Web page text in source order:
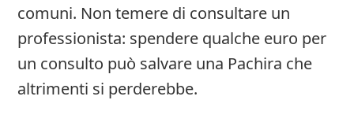
comuni. Non temere di consultare un
professionista: spendere qualche euro per
un consulto può salvare una Pachira che
altrimenti si perderebbe.